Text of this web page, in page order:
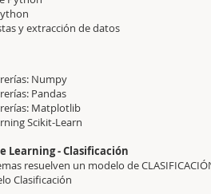
y extracción de datos
Numpy
Pandas
Matplotlib
Scikit-Learn
Learning - Clasificación
resuelven un modelo de
Clasificación